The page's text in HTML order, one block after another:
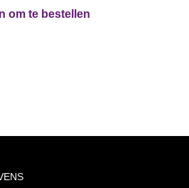
om te bestellen